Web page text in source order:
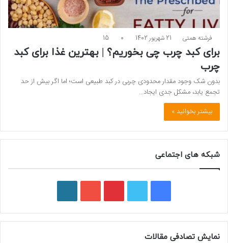
فرشته همتی 21 شهریور 1402 0
15
برای کبد چرب چی بخوریم؟ | بهترین غذا برای کبد
چرب
بدون شک وجود مقدار محدودی چربی در کبد طبیعی است؛ اما اگر بیش از حد
تجمع یابد، مشکل جدی ایجاد…
بیشتر بخوانید »
شبکه های اجتماعی
ی
س
و
ی
و
ر
نمایش تصادفی مقالات